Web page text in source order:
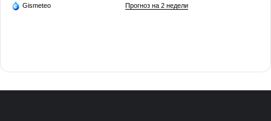
Gismeteo Прогноз на 2 недели